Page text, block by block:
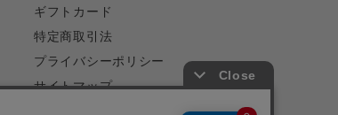
ギフトカード
特定商取引法
プライバシーポリシー
サイトマップ